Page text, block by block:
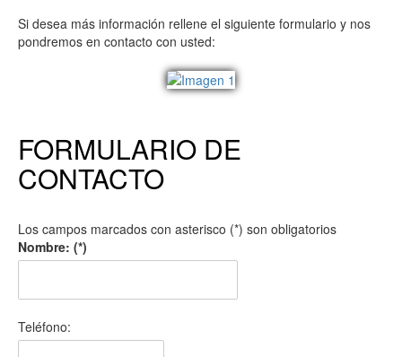
Si desea más información rellene el siguiente formulario y nos
pondremos en contacto con usted:
FORMULARIO DE
CONTACTO
Los campos marcados con asterisco (*) son obligatorios
Nombre: (*)
Teléfono: